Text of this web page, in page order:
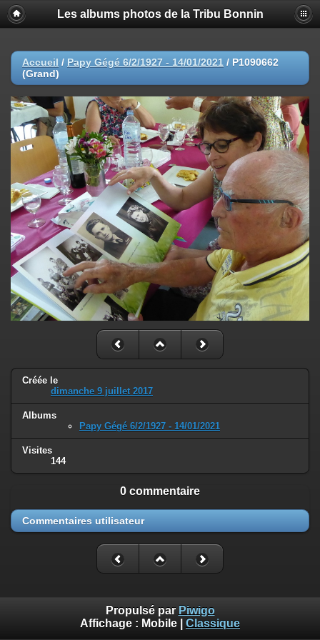
Les albums photos de la Tribu Bonnin
Accueil / Papy Gégé 6/2/1927 - 14/01/2021 / P1090662
(Grand)
Créée le
dimanche 9 juillet 2017
Albums
Papy Gégé 6/2/1927 - 14/01/2021
Visites
144
0 commentaire
Commentaires utilisateur
Propulsé par Piwigo
Affichage : Mobile Classique